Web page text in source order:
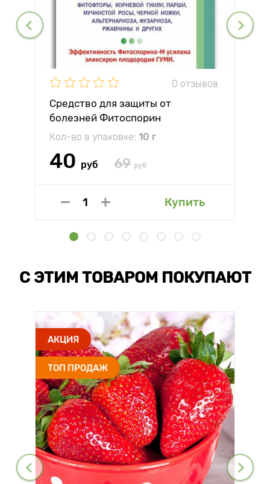
0 отзывов
Средство для защиты от
болезней Фитоспорин
Кол-во в упаковке: 10 г
40 руб 69 руб
Купить
С ЭТИМ ТОВАРОМ ПОКУПАЮТ
АКЦИЯ
ТОП ПРОДАЖ